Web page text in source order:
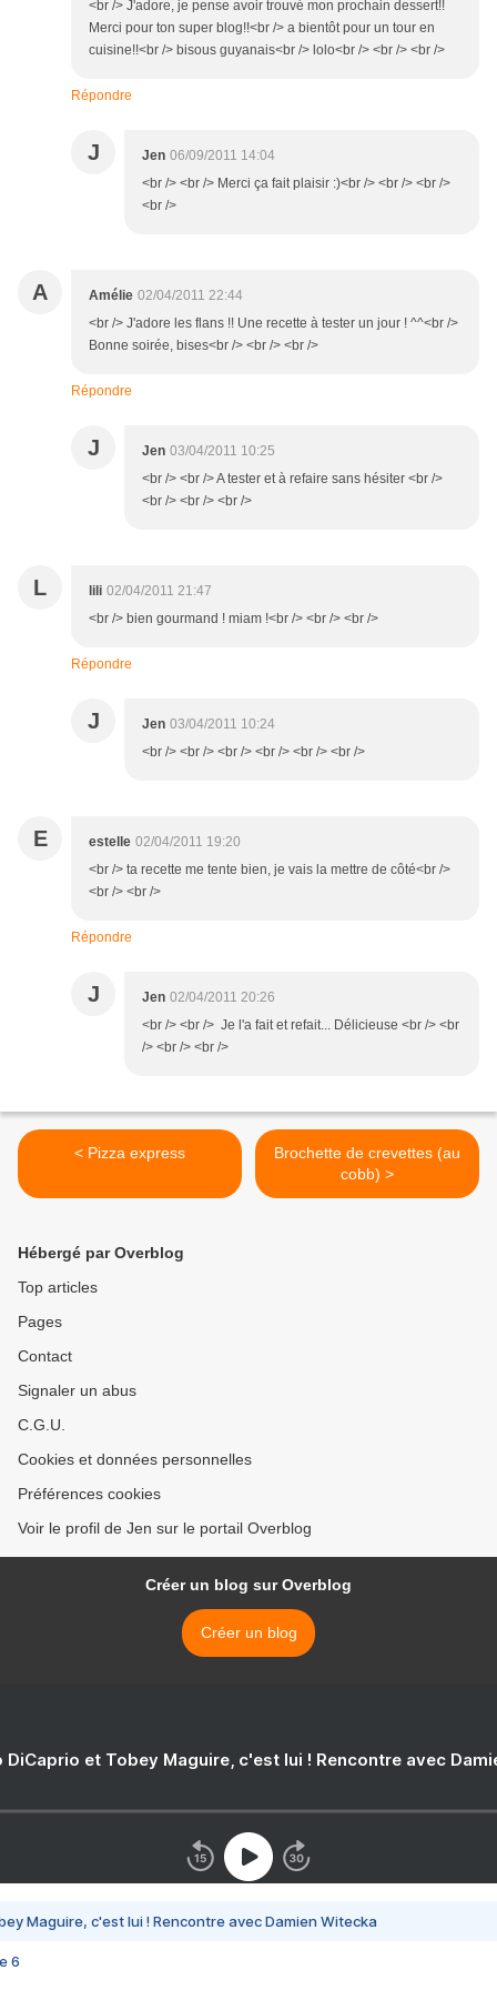
<br /> J'adore, je pense avoir trouvé mon prochain dessert!!
Merci pour ton super blog!!<br /> a bientôt pour un tour en
cuisine!!<br /> bisous guyanais<br /> lolo<br /> <br /> <br />
Répondre
J Jen 06/09/2011 14:04
<br /> <br /> Merci ça fait plaisir :)<br /> <br /> <br />
<br />
A Amélie 02/04/2011 22:44
<br /> J'adore les flans !! Une recette à tester un jour ! ^^<br />
Bonne soirée, bises<br /> <br /> <br />
Répondre
J Jen 03/04/2011 10:25
<br /> <br /> A tester et à refaire sans hésiter <br />
<br /> <br /> <br />
L lili 02/04/2011 21:47
<br /> bien gourmand ! miam !<br /> <br /> <br />
Répondre
J Jen 03/04/2011 10:24
<br /> <br /> <br /> <br /> <br /> <br />
E estelle 02/04/2011 19:20
<br /> ta recette me tente bien, je vais la mettre de côté<br />
<br /> <br />
Répondre
J Jen 02/04/2011 20:26
<br /> <br /> Je l'a fait et refait... Délicieuse <br /> <br
/> <br /> <br />
< Pizza express
Brochette de crevettes (au
cobb) >
Hébergé par Overblog
Top articles
Pages
Contact
Signaler un abus
C.G.U.
Cookies et données personnelles
Préférences cookies
Voir le profil de Jen sur le portail Overblog
Créer un blog sur Overblog
Créer un blog
DiCaprio et Tobey Maguire, c'est lui ! Rencontre avec
Maguire, c'est lui ! Rencontre avec Damien Witecka
6